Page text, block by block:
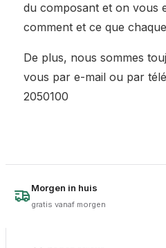
du composant et on vous
comment et ce que
De plus, nous sommes
vous par e-mail ou par
2050100
Morgen in huis
gratis vanaf morgen